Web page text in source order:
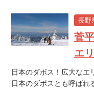
長野
菅
エ
日本のダボス！広大なエ
日本のダボスとも呼ばれ